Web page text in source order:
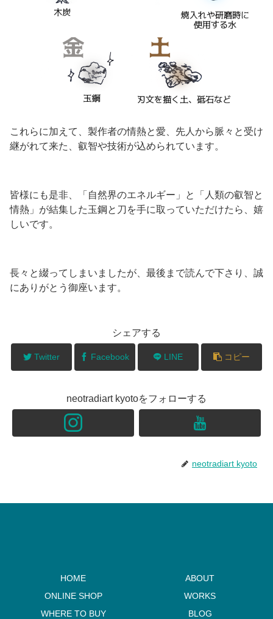
これらに加えて、製作者の情熱と愛、先人から脈々と受け
継がれて来た、叡智や技術が込められています。
皆様にも是非、「自然界のエネルギー」と「人類の叡智と
情熱」が結集した玉鋼と刀を手に取っていただけたら、嬉
しいです。
長々と綴ってしまいましたが、最後まで読んで下さり、誠
にありがとう御座います。
シェアする
Twitter Facebook LINE コピー
neotradiart kyotoをフォローする
neotradiart kyoto
HOME
ABOUT
ONLINE SHOP
WORKS
WHERE TO BUY
BLOG